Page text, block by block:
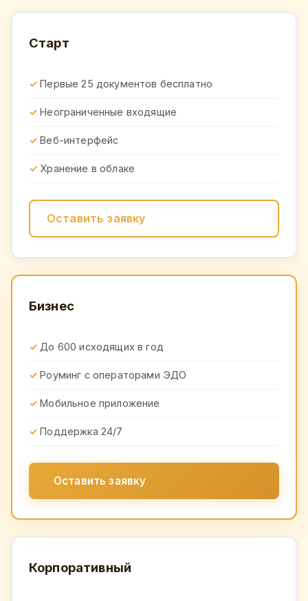
Старт
Первые 25 документов бесплатно
Неограниченные входящие
Веб-интерфейс
Хранение в облаке
Оставить заявку
Бизнес
До 600 исходящих в год
Роуминг с операторами ЭДО
Мобильное приложение
Поддержка 24/7
Оставить заявку
Корпоративный